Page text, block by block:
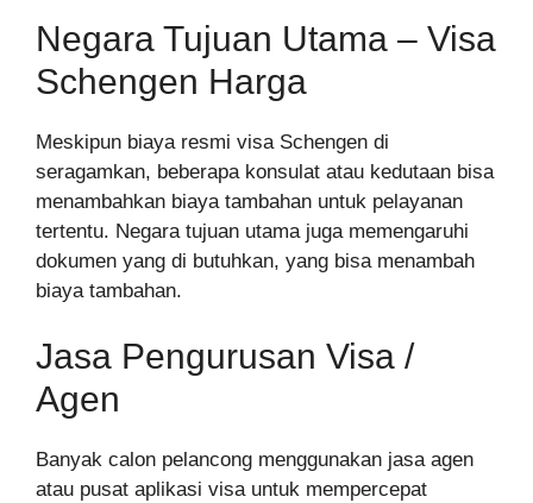
Negara Tujuan Utama – Visa
Schengen Harga
Meskipun biaya resmi visa Schengen di
seragamkan, beberapa konsulat atau kedutaan bisa
menambahkan biaya tambahan untuk pelayanan
tertentu. Negara tujuan utama juga memengaruhi
dokumen yang di butuhkan, yang bisa menambah
biaya tambahan.
Jasa Pengurusan Visa /
Agen
Banyak calon pelancong menggunakan jasa agen
atau pusat aplikasi visa untuk mempercepat